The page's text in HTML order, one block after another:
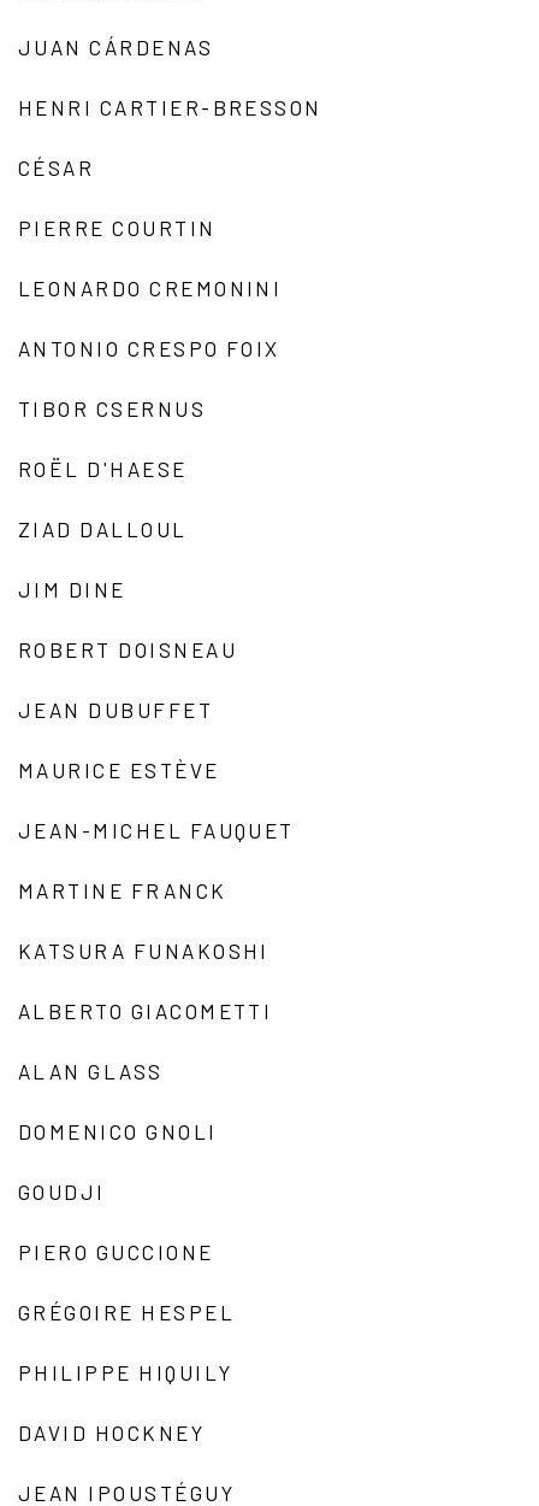
JUAN CÁRDENAS
HENRI CARTIER-BRESSON
CÉSAR
PIERRE COURTIN
LEONARDO CREMONINI
ANTONIO CRESPO FOIX
TIBOR CSERNUS
ROËL D'HAESE
ZIAD DALLOUL
JIM DINE
ROBERT DOISNEAU
JEAN DUBUFFET
MAURICE ESTÈVE
JEAN-MICHEL FAUQUET
MARTINE FRANCK
KATSURA FUNAKOSHI
ALBERTO GIACOMETTI
ALAN GLASS
DOMENICO GNOLI
GOUDJI
PIERO GUCCIONE
GRÉGOIRE HESPEL
PHILIPPE HIQUILY
DAVID HOCKNEY
JEAN IPOUSTÉGUY